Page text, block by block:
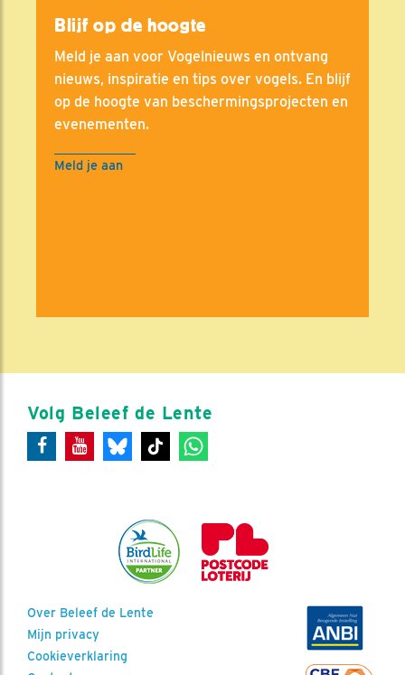
Blijf op de hoogte
Meld je aan voor Vogelnieuws en ontvang
nieuws, inspiratie en tips over vogels. En blijf
op de hoogte van beschermingsprojecten en
evenementen.
Meld je aan
Volg Beleef de Lente
Over Beleef de Lente
Mijn privacy
Cookieverklaring